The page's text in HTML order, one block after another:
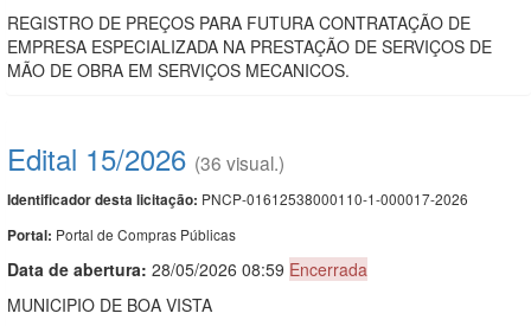
REGISTRO DE PREÇOS PARA FUTURA CONTRATAÇÃO DE
EMPRESA ESPECIALIZADA NA PRESTAÇÃO DE SERVIÇOS DE
MÃO DE OBRA EM SERVIÇOS MECANICOS.
Edital 15/2026 (36 visual.)
Identificador desta licitação: PNCP-01612538000110-1-000017-2026
Portal: Portal de Compras Públicas
Data de abertura: 28/05/2026 08:59 Encerrada
MUNICIPIO DE BOA VISTA